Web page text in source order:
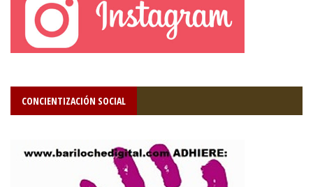
CONCIENTIZACIÓN SOCIAL